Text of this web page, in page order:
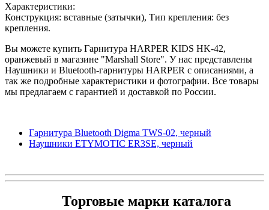
Характеристики:
Конструкция: вставные (затычки), Тип крепления: без
крепления.
Вы можете купить Гарнитура HARPER KIDS HK-42,
оранжевый в магазине "Marshall Store". У нас представлены
Наушники и Bluetooth-гарнитуры HARPER с описаниями, а
так же подробные характеристики и фотографии. Все товары
мы предлагаем с гарантией и доставкой по России.
Гарнитура Bluetooth Digma TWS-02, черный
Наушники ETYMOTIC ER3SE, черный
Торговые марки каталога